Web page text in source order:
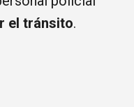
el tránsito.